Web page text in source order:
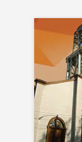
contenido